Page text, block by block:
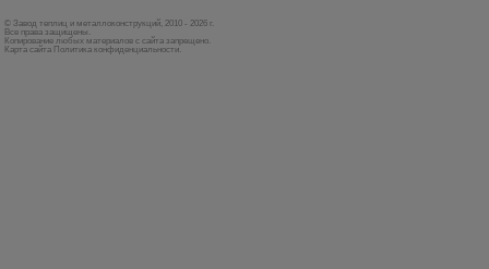
© Завод теплиц и металлоконструкций, 2010 - 2026 г.
Все права защищены.
Копирование любых материалов с сайта запрещено.
Карта сайта Политика конфиденциальности.